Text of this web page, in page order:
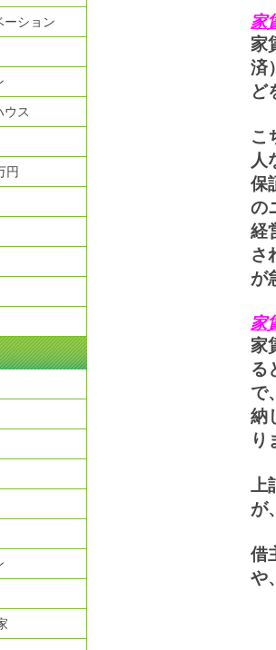
家
家
済
ど
こ
人
保
の
経
さ
が
家
家
る
で
納
り
が
借
や
ーション
ウス
円